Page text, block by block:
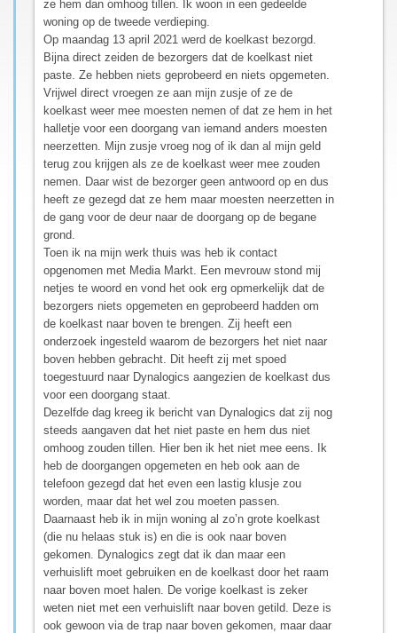
ze hem dan omhoog tillen. Ik woon in een gedeelde
woning op de tweede verdieping.
Op maandag 13 april 2021 werd de koelkast bezorgd.
Bijna direct zeiden de bezorgers dat de koelkast niet
paste. Ze hebben niets geprobeerd en niets opgemeten.
Vrijwel direct vroegen ze aan mijn zusje of ze de
koelkast weer mee moesten nemen of dat ze hem in het
halletje voor een doorgang van iemand anders moesten
neerzetten. Mijn zusje vroeg nog of ik dan al mijn geld
terug zou krijgen als ze de koelkast weer mee zouden
nemen. Daar wist de bezorger geen antwoord op en dus
heeft ze gezegd dat ze hem maar moesten neerzetten in
de gang voor de deur naar de doorgang op de begane
grond.
Toen ik na mijn werk thuis was heb ik contact
opgenomen met Media Markt. Een mevrouw stond mij
netjes te woord en vond het ook erg opmerkelijk dat de
bezorgers niets opgemeten en geprobeerd hadden om
de koelkast naar boven te brengen. Zij heeft een
onderzoek ingesteld waarom de bezorgers het niet naar
boven hebben gebracht. Dit heeft zij met spoed
toegestuurd naar Dynalogics aangezien de koelkast dus
voor een doorgang staat.
Dezelfde dag kreeg ik bericht van Dynalogics dat zij nog
steeds aangaven dat het niet paste en hem dus niet
omhoog zouden tillen. Hier ben ik het niet mee eens. Ik
heb de doorgangen opgemeten en heb ook aan de
telefoon gezegd dat het even een lastig klusje zou
worden, maar dat het wel zou moeten passen.
Daarnaast heb ik in mijn woning al zo’n grote koelkast
(die nu helaas stuk is) en die is ook naar boven
gekomen. Dynalogics zegt dat ik dan maar een
verhuislift moet gebruiken en de koelkast door het raam
naar boven moet halen. De vorige koelkast is zeker
weten niet met een verhuislift naar boven getild. Deze is
ook gewoon via de trap naar boven gekomen, maar daar